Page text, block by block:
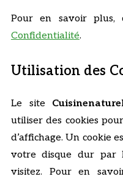
Pour en savoir plus,
Confidentialité.
Utilisation des
Le site
utiliser des cookies
d’affichage. Un cookie
votre disque dur par
visitez. Pour en